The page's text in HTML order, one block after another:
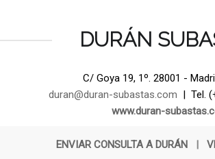
DURÁN
C/ Goya 19, 1º. 28001 -
duran@duran-subastas.com | Tel.
www.duran-
ENVIAR CONSULTA A DURÁN|